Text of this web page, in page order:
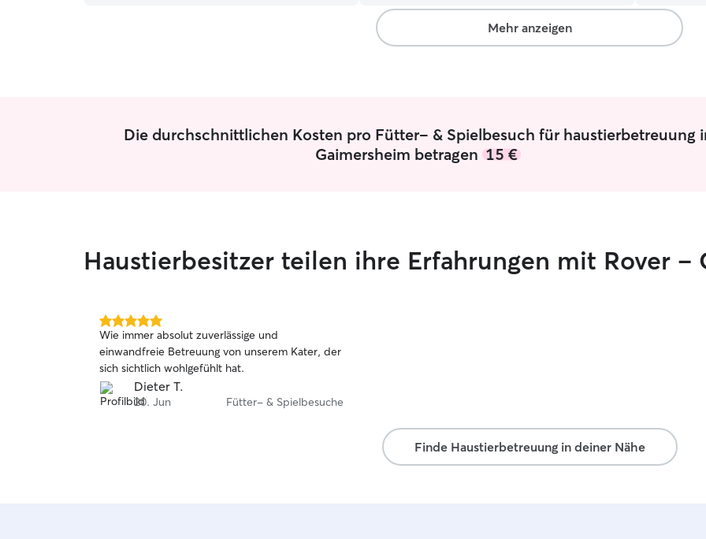
Mehr anzeigen
Die durchschnittlichen Kosten pro Fütter- & Spielbesuch für haustierbetreuung
Gaimersheim betragen15 €
Haustierbesitzer teilen ihre Erfahrungen mit Rover –
5.0
von
5
Sternen
Wie immer absolut zuverlässige und
einwandfreie Betreuung von unserem Kater, der
sich sichtlich wohlgefühlt hat.
Dieter T.
20. Jun Fütter- & Spielbesuche
Finde Haustierbetreuung in deiner Nähe